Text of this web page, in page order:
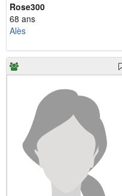
Rose300
68 ans
Alès